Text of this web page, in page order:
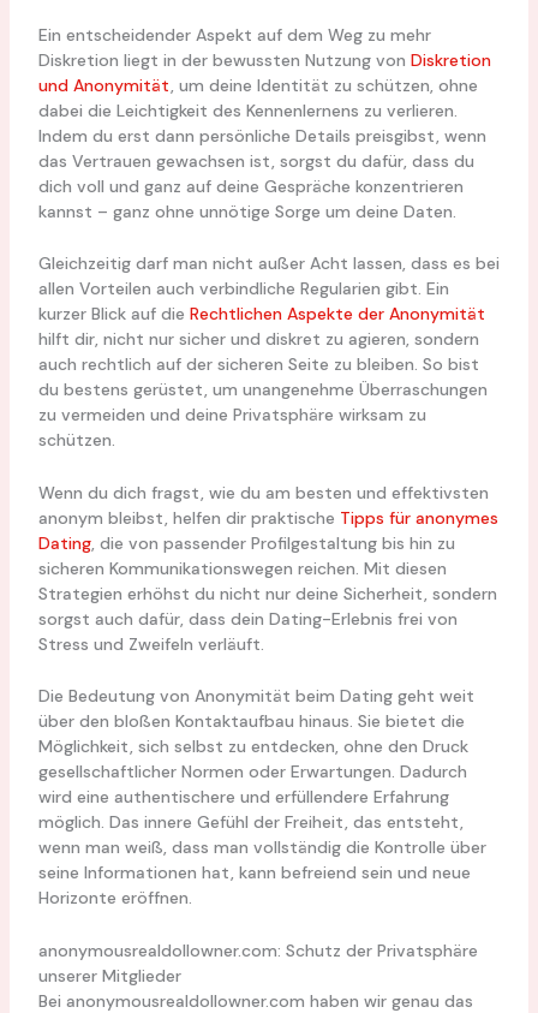
Ein entscheidender Aspekt auf dem Weg zu mehr
Diskretion liegt in der bewussten Nutzung von Diskretion
und Anonymität, um deine Identität zu schützen, ohne
dabei die Leichtigkeit des Kennenlernens zu verlieren.
Indem du erst dann persönliche Details preisgibst, wenn
das Vertrauen gewachsen ist, sorgst du dafür, dass du
dich voll und ganz auf deine Gespräche konzentrieren
kannst – ganz ohne unnötige Sorge um deine Daten.
Gleichzeitig darf man nicht außer Acht lassen, dass es bei
allen Vorteilen auch verbindliche Regularien gibt. Ein
kurzer Blick auf die Rechtlichen Aspekte der Anonymität
hilft dir, nicht nur sicher und diskret zu agieren, sondern
auch rechtlich auf der sicheren Seite zu bleiben. So bist
du bestens gerüstet, um unangenehme Überraschungen
zu vermeiden und deine Privatsphäre wirksam zu
schützen.
Wenn du dich fragst, wie du am besten und effektivsten
anonym bleibst, helfen dir praktische Tipps für anonymes
Dating, die von passender Profilgestaltung bis hin zu
sicheren Kommunikationswegen reichen. Mit diesen
Strategien erhöhst du nicht nur deine Sicherheit, sondern
sorgst auch dafür, dass dein Dating-Erlebnis frei von
Stress und Zweifeln verläuft.
Die Bedeutung von Anonymität beim Dating geht weit
über den bloßen Kontaktaufbau hinaus. Sie bietet die
Möglichkeit, sich selbst zu entdecken, ohne den Druck
gesellschaftlicher Normen oder Erwartungen. Dadurch
wird eine authentischere und erfüllendere Erfahrung
möglich. Das innere Gefühl der Freiheit, das entsteht,
wenn man weiß, dass man vollständig die Kontrolle über
seine Informationen hat, kann befreiend sein und neue
Horizonte eröffnen.
anonymousrealdollowner.com: Schutz der Privatsphäre
unserer Mitglieder
Bei anonymousrealdollowner.com haben wir genau das